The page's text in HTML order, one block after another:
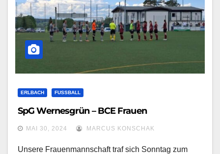
ERLBACH FUSSBALL
SpG Wernesgrün – BCE Frauen
MAI 30, 2024 MARCUS KONSCHAK
Unsere Frauenmannschaft traf sich Sonntag zum